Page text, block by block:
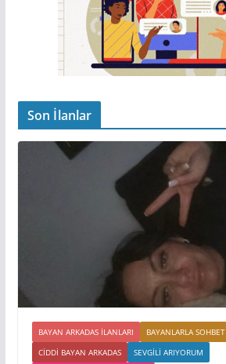
Son İlanlar
BAYAN ARKADAS ILANLARI
BAYANLARLA SOHBET
CIDDI BAYAN ARKADAS
SEVGILI ARIYORUM